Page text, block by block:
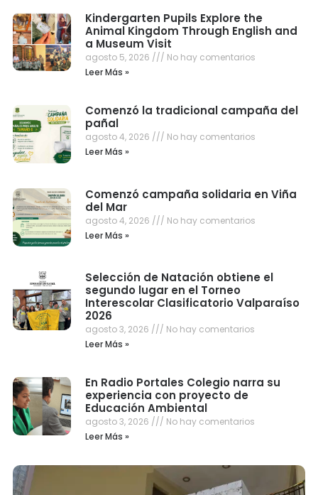
Kindergarten Pupils Explore the
Animal Kingdom Through English and
a Museum Visit
agosto 5, 2026
No hay comentarios
Leer Más »
Comenzó la tradicional campaña del
pañal
agosto 4, 2026
No hay comentarios
Leer Más »
Comenzó campaña solidaria en Viña
del Mar
agosto 4, 2026
No hay comentarios
Leer Más »
Selección de Natación obtiene el
segundo lugar en el Torneo
Interescolar Clasificatorio Valparaíso
2026
agosto 3, 2026
No hay comentarios
Leer Más »
En Radio Portales Colegio narra su
experiencia con proyecto de
Educación Ambiental
agosto 3, 2026
No hay comentarios
Leer Más »